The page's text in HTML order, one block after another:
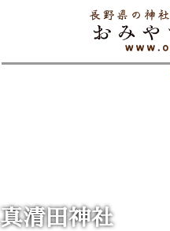
真清田神社